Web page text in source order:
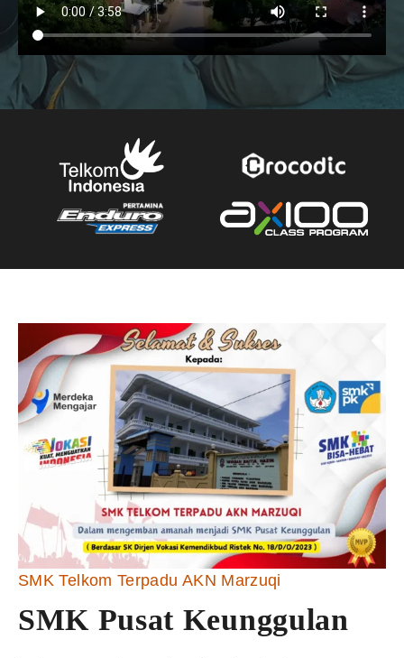
SMK Telkom Terpadu AKN Marzuqi
SMK Pusat Keunggulan